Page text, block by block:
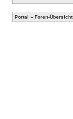
Portal » Foren-Übersicht